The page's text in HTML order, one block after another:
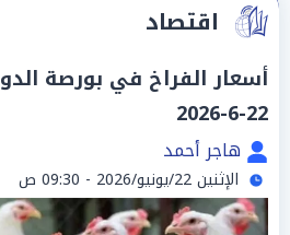
اقتصاد
أسعار الفراخ في بورصة
22-6-2026
هاجر أحمد
الإثنين 22/يونيو/2026 - 09:30 ص